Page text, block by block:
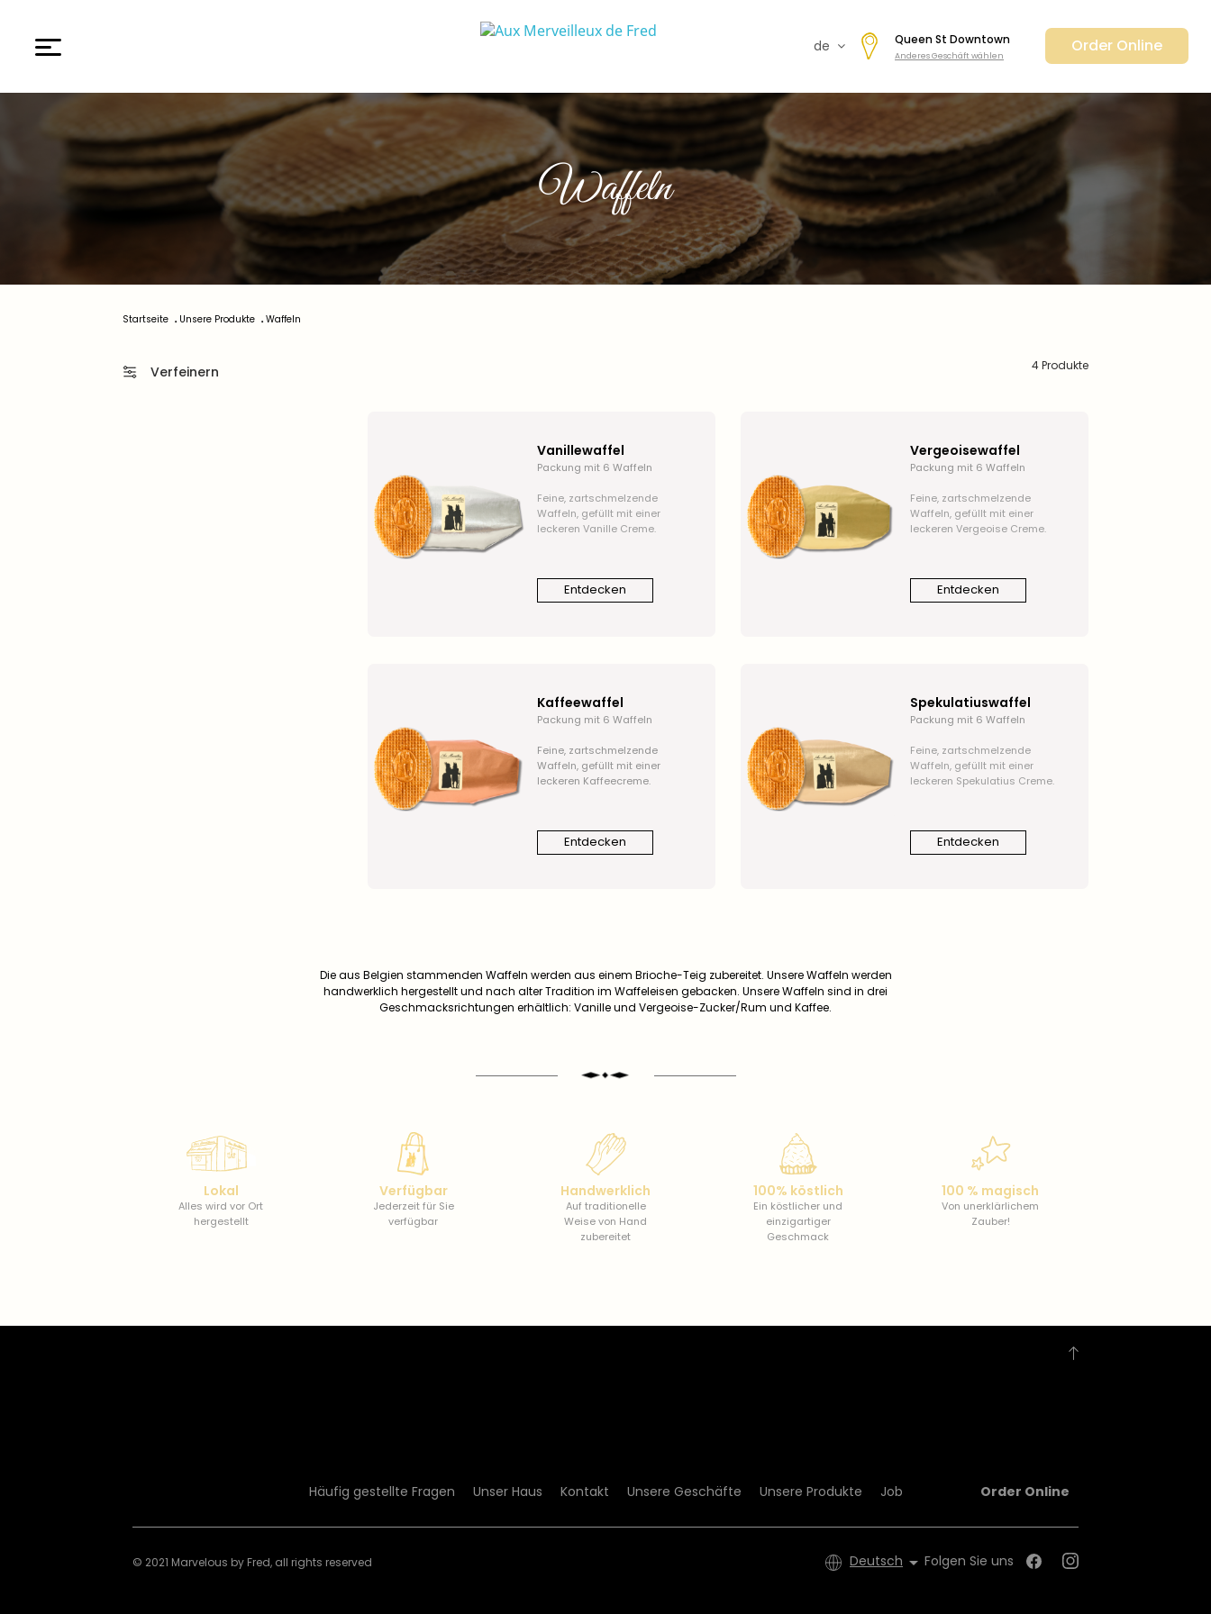
de
en
nl
cz
ar
es
Queen St Downtown
Anderes Geschäft wählen Order Online
Waffeln
Startseite Unsere Produkte Waffeln
Verfeinern 4 Produkte
Vanillewaffel
Packung mit 6 Waffeln
Feine, zartschmelzende
Waffeln, gefüllt mit einer
leckeren Vanille Creme.
Entdecken
Vergeoisewaffel
Packung mit 6 Waffeln
Feine, zartschmelzende
Waffeln, gefüllt mit einer
leckeren Vergeoise Creme.
Entdecken
Kaffeewaffel
Packung mit 6 Waffeln
Feine, zartschmelzende
Waffeln, gefüllt mit einer
leckeren Kaffeecreme.
Entdecken
Spekulatiuswaffel
Packung mit 6 Waffeln
Feine, zartschmelzende
Waffeln, gefüllt mit einer
leckeren Spekulatius Creme.
Entdecken
Die aus Belgien stammenden Waffeln werden aus einem Brioche-Teig zubereitet. Unsere Waffeln werden
handwerklich hergestellt und nach alter Tradition im Waffeleisen gebacken. Unsere Waffeln sind in drei
Geschmacksrichtungen erhältlich: Vanille und Vergeoise-Zucker/Rum und Kaffee.
Lokal
Alles wird vor Ort
hergestellt
Verfügbar
Jederzeit für Sie
verfügbar
Handwerklich
Auf traditionelle
Weise von Hand
zubereitet
100% köstlich
Ein köstlicher und
einzigartiger
Geschmack
100 % magisch
Von unerklärlichem
Zauber!
Häufig gestellte Fragen Unser Haus Kontakt Unsere Geschäfte Unsere Produkte Order Online
Job
Deutsch  Folgen Sie uns
© 2021 Marvelous by Fred, all rights reserved